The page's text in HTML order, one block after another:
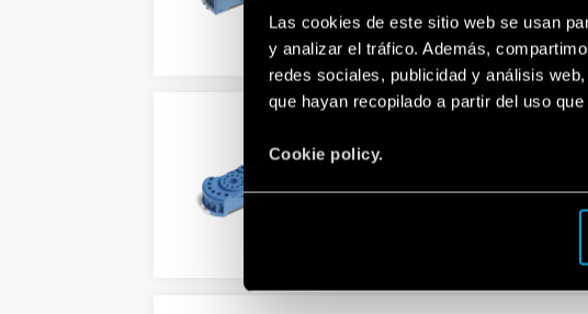
Las cookies de este sitio web se usan
y analizar el tráfico. Además,
redes sociales, publicidad y análisis
que hayan recopilado a partir del uso
Cookie policy.
DETAILS
Valores nominales 10 A - 250 V
Rigidez dieléctrica 2 kV AC